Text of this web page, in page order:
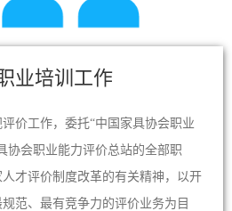
业培训工作
价工作，委托“中国家具协会职业
协会职业能力评价总站的全部职
才评价制度改革的有关精神，以开
范、最有竞争力的评价业务为目